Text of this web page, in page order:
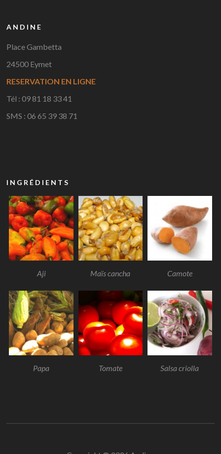
ANDINE
Place Gambetta
24500 Eymet
RESERVATION EN LIGNE
Tél : 09 81 18 33 41
SMS : 06 65 39 38 71
INGRÉDIENTS
Aji Maïs cancha Camote
Papa Tomate Salsa criolla